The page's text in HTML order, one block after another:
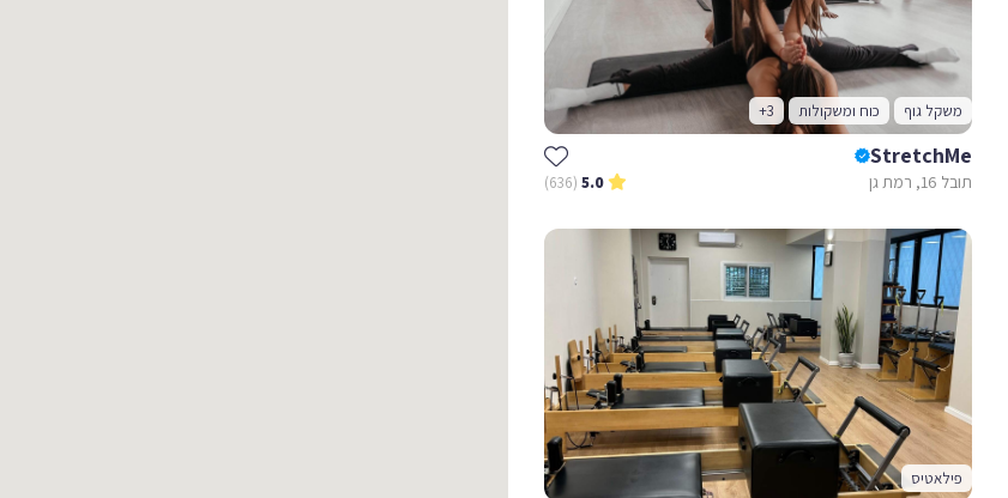
משקל גוף כוח ומשקולות +3
StretchMe
תובל 16, רמת גן 5.0
(636)
פילאטיס